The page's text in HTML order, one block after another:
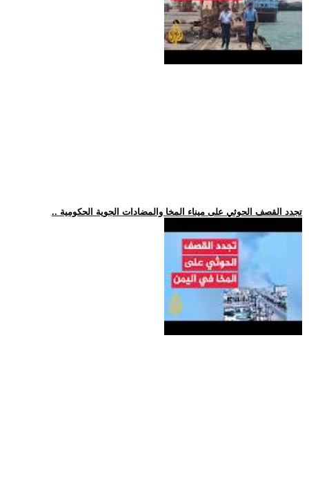
.. تجدد القصف الحوثي على ميناء المخا والمضادات الجوية الحكومية